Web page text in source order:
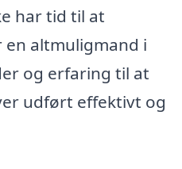
har tid til at
en altmuligmand i
og erfaring til at
udført effektivt og